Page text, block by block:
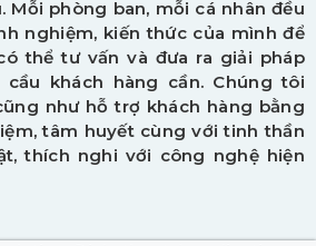
Mỗi phòng ban, mỗi cá nhân đều
nghiệm, kiến thức của mình để
thể tư vấn và đưa ra giải pháp
khách hàng cần. Chúng tôi
như hỗ trợ khách hàng bằng
tâm huyết cùng với tinh thần
thích nghi với công nghệ hiện